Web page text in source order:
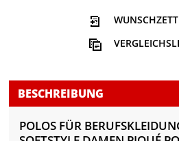
BESCHREIBUNG
POLOS FÜR